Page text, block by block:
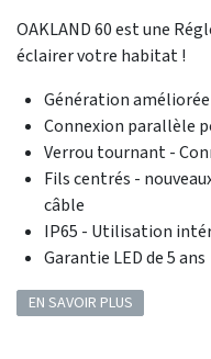
OAKLAND 60 est une
éclairer votre habitat !
Génération
Connexion parallèle
Verrou tournant -
Fils centrés -
câble
IP65 - Utilisation
Garantie LED de 5 ans
EN SAVOIR PLUS